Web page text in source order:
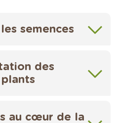
semences
des
au cœur de la